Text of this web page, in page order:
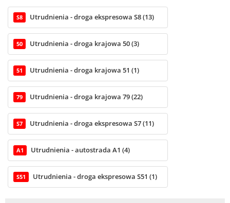
S8 Utrudnienia - droga ekspresowa S8 (13)
50 Utrudnienia - droga krajowa 50 (3)
51 Utrudnienia - droga krajowa 51 (1)
79 Utrudnienia - droga krajowa 79 (22)
S7 Utrudnienia - droga ekspresowa S7 (11)
A1 Utrudnienia - autostrada A1 (4)
S51 Utrudnienia - droga ekspresowa S51 (1)